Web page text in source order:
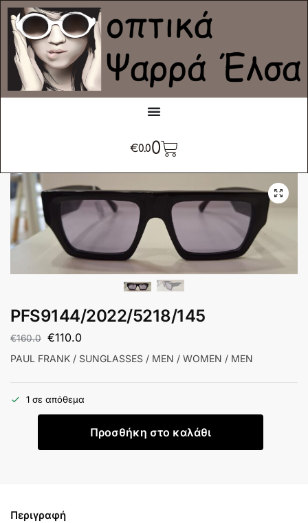
€0.00
PFS9144/2022/5218/145
€160.0 €110.0
PAUL FRANK / SUNGLASSES / MEN / WOMEN / MEN
1 σε απόθεμα
Προσθήκη στο καλάθι
Περιγραφή